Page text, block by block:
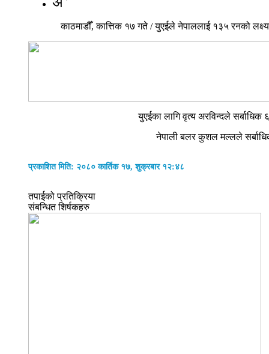
काठमाडौँ, कात्तिक १७ गते / युएईले नेपाललाई १३५ रनको
युएईका लागि वृत्य अरविन्दले
नेपाली बलर कुशल मल्लले
प्रकाशित मिति: २०८० कार्तिक १७, शुक्रबार १२:४८
तपाईको प्रतिक्रिया
संबन्धित शिर्षकहरु